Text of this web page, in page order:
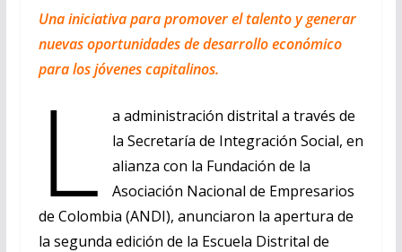
Una iniciativa para promover el talento y generar
nuevas oportunidades de desarrollo económico
para los jóvenes capitalinos.
L
a administración distrital a través de
la Secretaría de Integración Social, en
alianza con la Fundación de la
Asociación Nacional de Empresarios
de Colombia (ANDI), anunciaron la apertura de
la segunda edición de la Escuela Distrital de